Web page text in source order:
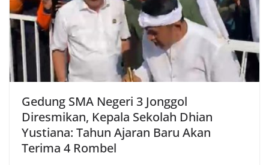
Gedung SMA Negeri 3 Jonggol
Diresmikan, Kepala Sekolah Dhian
Yustiana: Tahun Ajaran Baru Akan
Terima 4 Rombel